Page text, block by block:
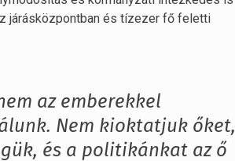
járásközpontban és tízezer fő feletti
az emberekkel
Nem kioktatjuk őket,
és a politikánkat az ő